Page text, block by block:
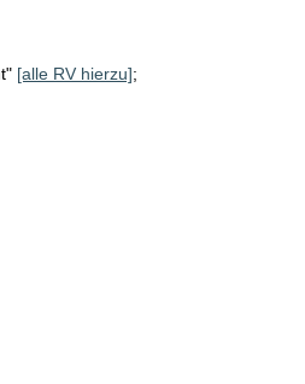
[alle RV hierzu];